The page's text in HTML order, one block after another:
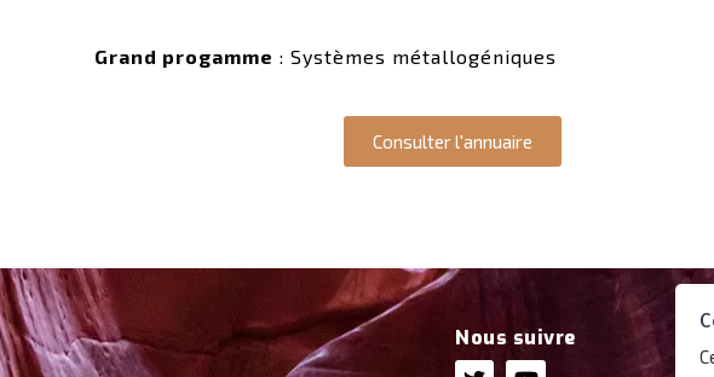
Grand progamme : Systèmes métallogéniques
Consulter l'annuaire
Nous suivre